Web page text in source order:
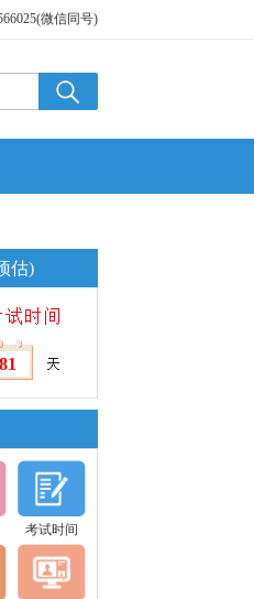
微信同号)
估)
81
考试时间